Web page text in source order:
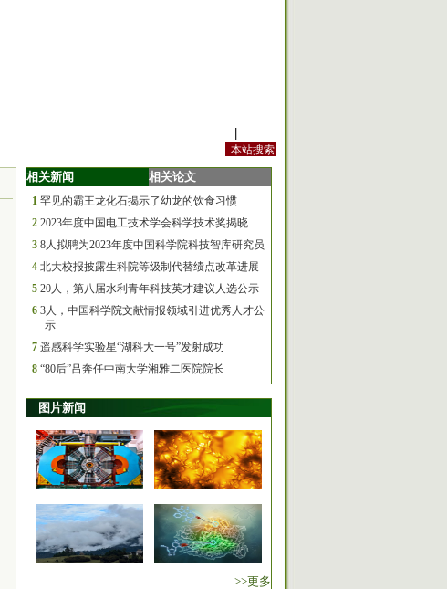
相关新闻 相关论文
1 罕见的霸王龙化石揭示了幼龙的饮食习惯
2 2023年度中国电工技术学会科学技术奖揭晓
3 8人拟聘为2023年度中国科学院科技智库研究员
4 北大校报披露生科院等级制代替绩点改革进展
5 20人，第八届水利青年科技英才建议人选公示
6 3人，中国科学院文献情报领域引进优秀人才公
示
7 遥感科学实验星“湖科大一号”发射成功
8 “80后”吕奔任中南大学湘雅二医院院长
图片新闻
>>更多